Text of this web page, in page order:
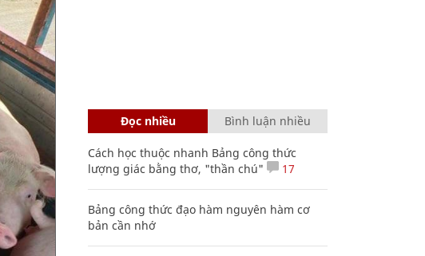
Đọc nhiều Bình luận nhiều
Cách học thuộc nhanh Bảng công thức
lượng giác bằng thơ, "thần chú"
17
Bảng công thức đạo hàm nguyên hàm cơ
bản cần nhớ